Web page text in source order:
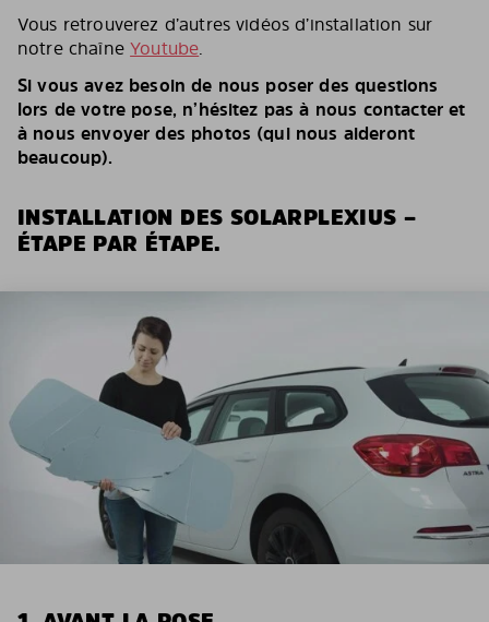
Vous retrouverez d’autres vidéos d’installation sur
notre chaîneYoutube.
Si vous avez besoin de nous poser des questions
lors de votre pose, n’hésitez pas à nous contacter et
à nous envoyer des photos (qui nous aideront
beaucoup).
INSTALLATION DES SOLARPLEXIUS –
ÉTAPE PAR ÉTAPE.